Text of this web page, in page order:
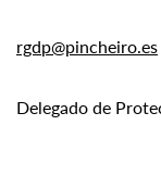
rgdp@pincheiro.es
Delegado de